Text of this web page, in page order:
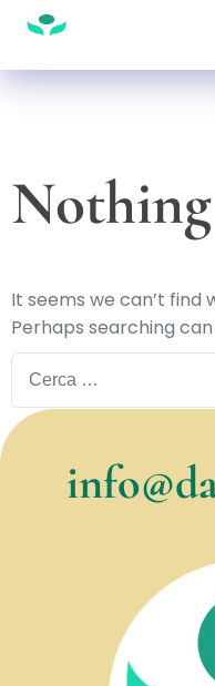
It seems we can’t find
Perhaps searching